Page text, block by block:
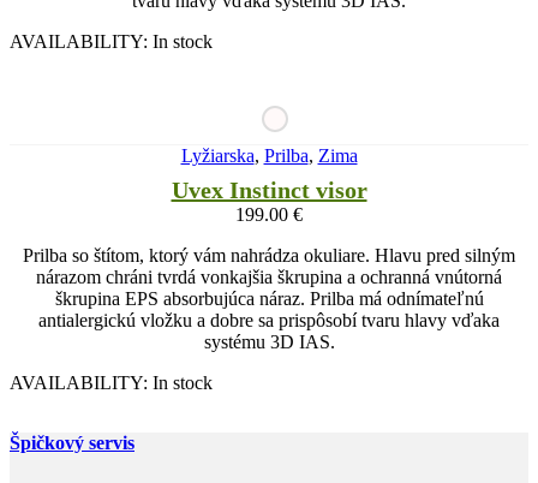
AVAILABILITY: In stock
Lyžiarska, Prilba, Zima
Uvex Instinct visor
199.00 €
Prilba so štítom, ktorý vám nahrádza okuliare. Hlavu pred silným
nárazom chráni tvrdá vonkajšia škrupina a ochranná vnútorná
škrupina EPS absorbujúca náraz. Prilba má odnímateľnú
antialergickú vložku a dobre sa prispôsobí tvaru hlavy vďaka
systému 3D IAS.
AVAILABILITY: In stock
Špičkový servis